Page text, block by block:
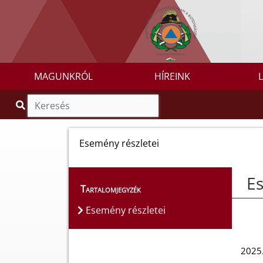
MAGUNKRÓL HÍREINK
Esemény részletei
Tartalomjegyzék
Esemény részletei